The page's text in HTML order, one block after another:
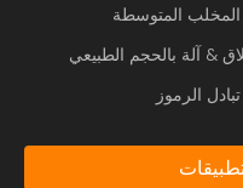
المتوسطة
& آلة بالحجم الطبيعي
الرموز